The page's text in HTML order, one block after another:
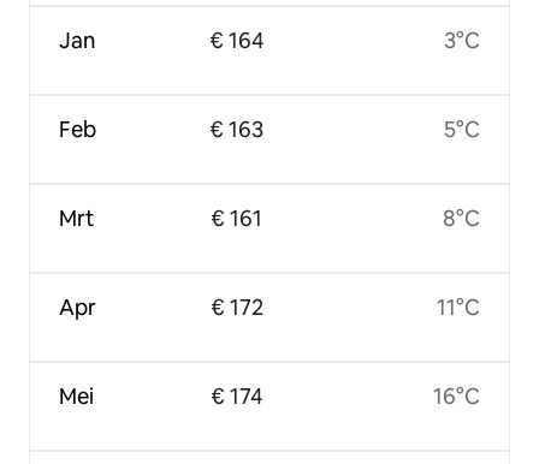
Jan
Feb
Mrt
Apr
Mei
€ 164
€ 163
€ 161
€ 172
€ 174
3°C
5°C
8°C
11°C
16°C